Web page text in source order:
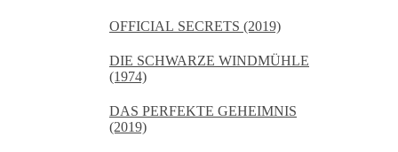
OFFICIAL SECRETS (2019)
DIE SCHWARZE WINDMÜHLE
(1974)
DAS PERFEKTE GEHEIMNIS
(2019)